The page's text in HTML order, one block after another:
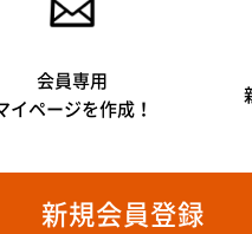
会員専用
イページを作成！
新規会員登録